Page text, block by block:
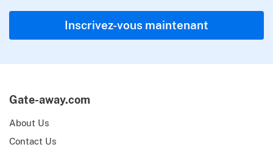
Inscrivez-vous maintenant
Gate-away.com
About Us
Contact Us